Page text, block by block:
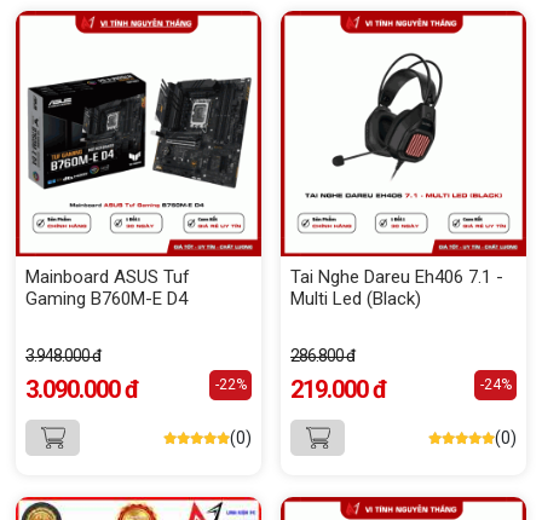
Mainboard ASUS Tuf
Gaming B760M-E D4
3.948.000 đ
3.090.000 đ -22%
(0)
Tai Nghe Dareu Eh406 7.1 -
Multi Led (Black)
286.800 đ
219.000 đ -24%
(0)